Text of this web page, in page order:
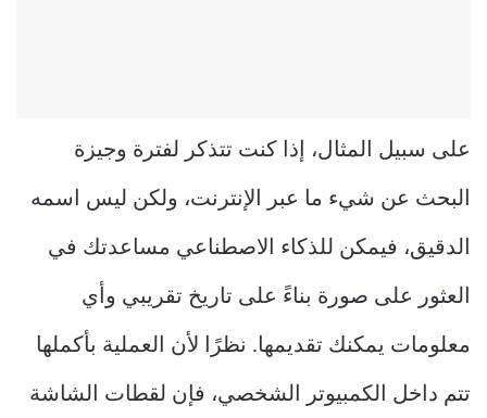
على سبيل المثال، إذا كنت تتذكر لفترة وجيزة
البحث عن شيء ما عبر الإنترنت، ولكن ليس اسمه
الدقيق، فيمكن للذكاء الاصطناعي مساعدتك في
العثور على صورة بناءً على تاريخ تقريبي وأي
معلومات يمكنك تقديمها. نظرًا لأن العملية بأكملها
تتم داخل الكمبيوتر الشخصي، فإن لقطات الشاشة